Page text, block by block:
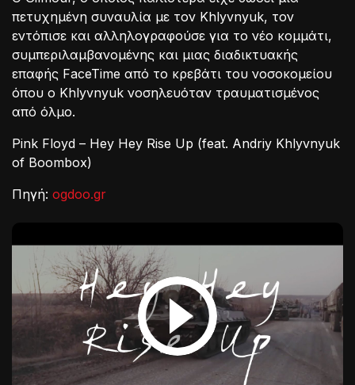
πετυχημένη συναυλία με τον Khlyvnyuk, τον
εντόπισε και αλληλογραφούσε για το νέο κομμάτι,
συμπεριλαμβανομένης και μιας διαδικτυακής
επαφής FaceTime από το κρεβάτι του νοσοκομείου
όπου ο Khlyvnyuk νοσηλευόταν τραυματισμένος
από όλμο.
Pink Floyd – Hey Hey Rise Up (feat. Andriy Khlyvnyuk
of Boombox)
Πηγή: ogdoo.gr